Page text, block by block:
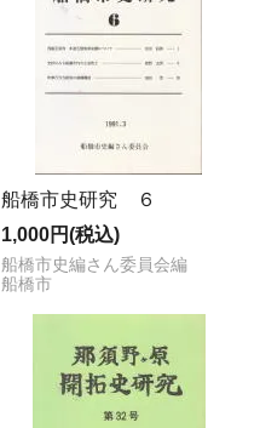
船橋市史研究 ６
1,000円(税込)
船橋市史編さん委員会編
船橋市